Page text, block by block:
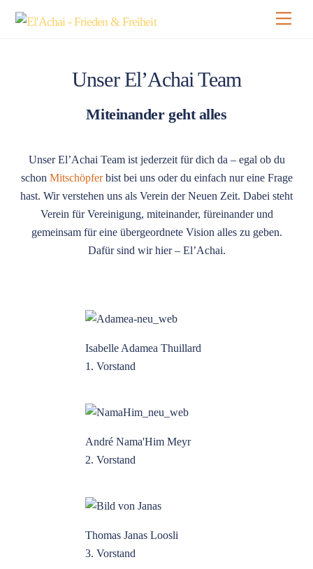
Unser El’Achai Team
Miteinander geht alles
Unser El’Achai Team ist jederzeit für dich da – egal ob du
schon Mitschöpferbist bei uns oder du einfach nur eine Frage
hast. Wir verstehen uns als Verein der Neuen Zeit. Dabei steht
Verein für Vereinigung, miteinander, füreinander und
gemeinsam für eine übergeordnete Vision alles zu geben.
Dafür sind wir hier – El’Achai.
Isabelle Adamea Thuillard
1. Vorstand
André Nama'Him Meyr
2. Vorstand
Thomas Janas Loosli
3. Vorstand